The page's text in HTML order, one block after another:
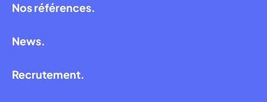
Nos références.
News.
Recrutement.